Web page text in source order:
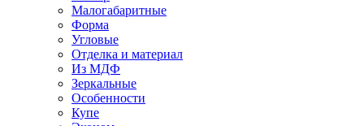
Малогабаритные
Форма
Угловые
Отделка и материал
Из МДФ
Зеркальные
Особенности
Купе